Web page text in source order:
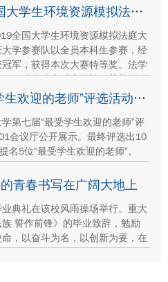
人。
重庆大学斩获2019全国大学生环境资源模拟法庭大赛冠军
全国大学生环境资源模拟法庭大
学参赛队以全员本科生参赛，经
军，获得本次大赛特等奖。法学
，法学院本科生贡梓铭荣获最佳
重庆大学第七届“最受学生欢迎的老师”评选活动落幕
第七届“最受学生欢迎的老师”评
会议厅公开展示。最终评选出10
名5位“最受学生欢迎的老师”。
青春书写在广阔大地上
典礼在该校风雨操场举行。重大
誓作前锋》的毕业致辞，勉励
，以奋斗为名，以创新为要，在